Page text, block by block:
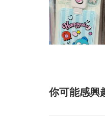
你可能感興